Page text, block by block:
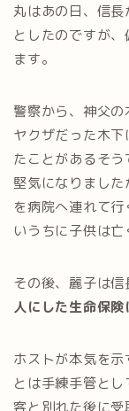
丸はあの日、信
としたのですが
ます。
警察から、神父の
ヤクザだった木
たことがあるそ
堅気になりまし
を病院へ連れて
いうちに子供は亡
その後、麗子は信
人にした生命保
ホストが本気を
とは手練手管と
客と別れた後に受